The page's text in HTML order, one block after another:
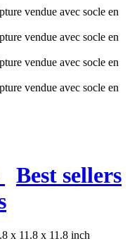
Best sellers
x 11.8 x 11.8 inch